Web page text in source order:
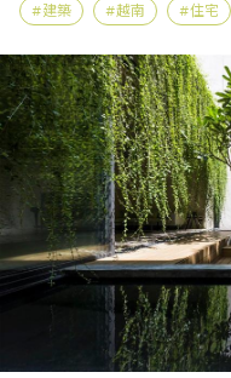
建築 越南 住宅